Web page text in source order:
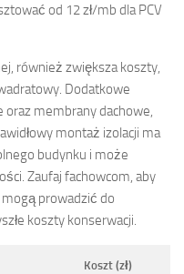
od 12 zł/mb dla PCV
również zwiększa koszty,
Dodatkowe
oraz membrany dachowe,
montaż izolacji ma
budynku i może
Zaufaj fachowcom, aby
prowadzić do
koszty konserwacji.
Koszt (zł)